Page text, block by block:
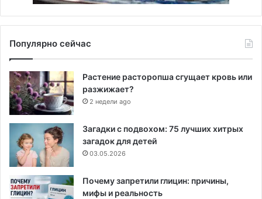
Популярно сейчас
Растение расторопша сгущает кровь или
разжижает?
2 недели ago
Загадки с подвохом: 75 лучших хитрых
загадок для детей
03.05.2026
Почему запретили глицин: причины,
мифы и реальность